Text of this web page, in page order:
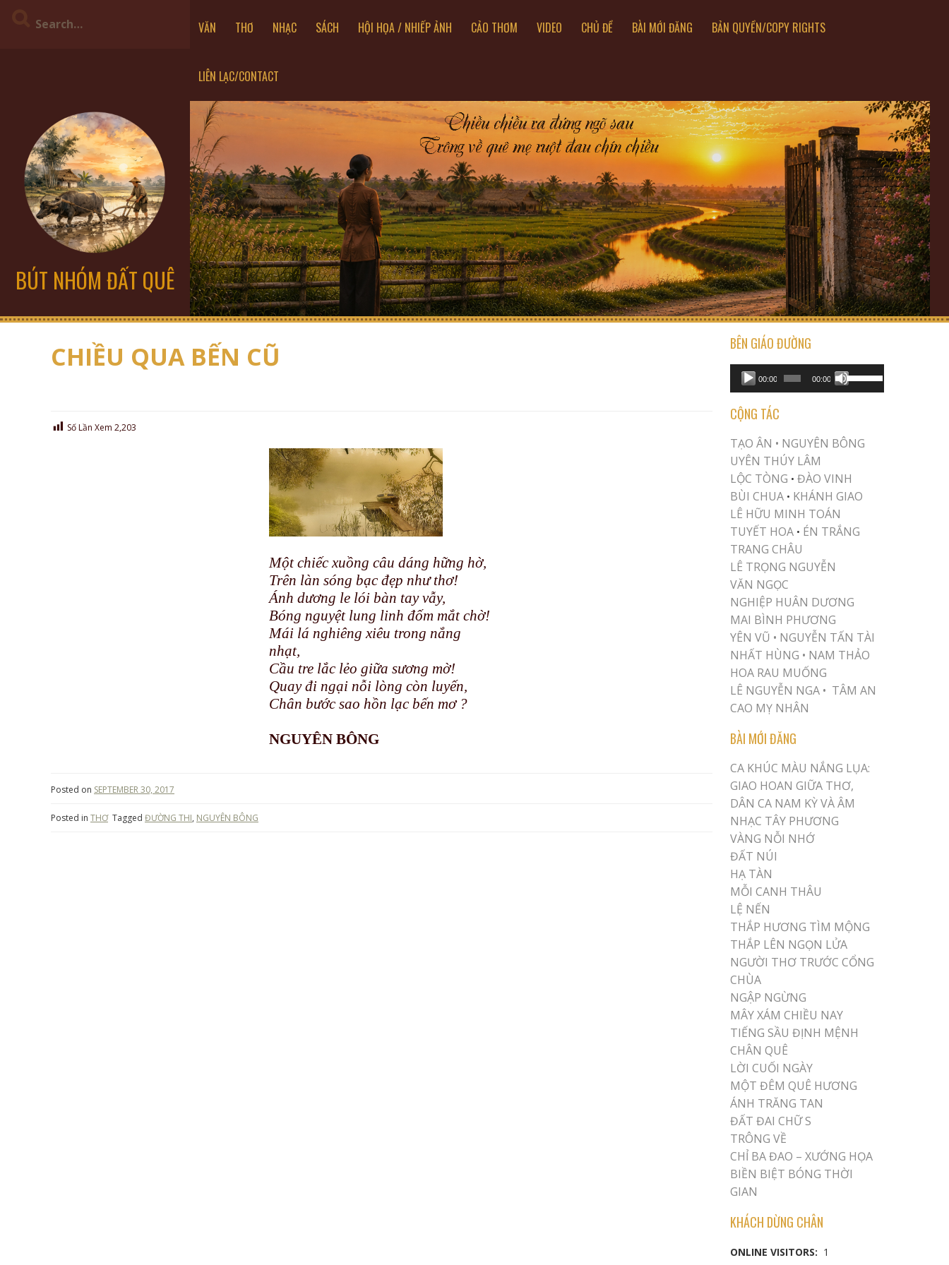
VĂN THƠ NHẠC SÁCH HỘI HỌA / NHIẾP ẢNH CẢO THƠM VIDEO CHỦ ĐỀ BÀI MỚI ĐĂNG BẢN QUYỀN/COPY RIGHTS
LIÊN LẠC/CONTACT
BÚT NHÓM ĐẤT QUÊ
CHIỀU QUA BẾN CŨ
Số Lần Xem 2,203
Một chiếc xuồng câu dáng hững hờ,
Trên làn sóng bạc đẹp như thơ!
Ánh dương le lói bàn tay vẫy,
Bóng nguyệt lung linh đốm mắt chờ!
Mái lá nghiêng xiêu trong nắng
nhạt,
Cầu tre lắc lẻo giữa sương mờ!
Quay đi ngại nỗi lòng còn luyến,
Chân bước sao hồn lạc bến mơ ?
NGUYÊN BÔNG
Posted on SEPTEMBER 30, 2017
Posted in THƠ Tagged ĐƯỜNG THI, NGUYÊN BÔNG
BÊN GIÁO ĐƯỜNG
Audio
Player
00:00 00:00
USE UP/DOWN ARROW KEYS TO INCREASE OR DECREASE VOLUME.
CỘNG TÁC
TẠO ÂN • NGUYÊN BÔNG
UYÊN THÚY LÂM
LỘC TÒNG •ĐÀO VINH
BÙI CHUA • KHÁNH GIAO
LÊ HỮU MINH TOÁN
TUYẾT HOA • ÉN TRẮNG
TRANG CHÂU
LÊ TRỌNG NGUYỄN
VĂN NGỌC
NGHIỆP HUÂN DƯƠNG
MAI BÌNH PHƯƠNG
YÊN VŨ • NGUYỄN TẤN TÀI
NHẤT HÙNG • NAM THẢO
HOA RAU MUỐNG
LÊ NGUYỄN NGA • TÂM AN
CAO MỴ NHÂN
BÀI MỚI ĐĂNG
CA KHÚC MÀU NẮNG LỤA:
GIAO HOAN GIỮA THƠ,
DÂN CA NAM KỲ VÀ ÂM
NHẠC TÂY PHƯƠNG
VÀNG NỖI NHỚ
ĐẤT NÚI
HẠ TÀN
MỖI CANH THÂU
LỆ NẾN
THẮP HƯƠNG TÌM MỘNG
THẮP LÊN NGỌN LỬA
NGƯỜI THƠ TRƯỚC CỔNG
CHÙA
NGẬP NGỪNG
MÂY XÁM CHIỀU NAY
TIẾNG SẦU ĐỊNH MỆNH
CHÂN QUÊ
LỜI CUỐI NGÀY
MỘT ĐÊM QUÊ HƯƠNG
ÁNH TRĂNG TAN
ĐẤT ĐAI CHỮ S
TRÔNG VỀ
CHỈ BA ĐAO – XƯỚNG HỌA
BIỀN BIỆT BÓNG THỜI
GIAN
KHÁCH DỪNG CHÂN
ONLINE VISITORS: 1